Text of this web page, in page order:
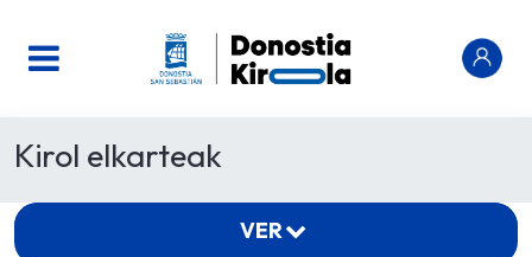
Kirol elkarteak
VER